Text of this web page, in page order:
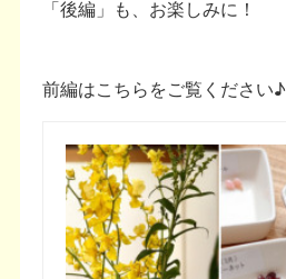
「後編」も、お楽しみに！
前編はこちらをご覧ください♪